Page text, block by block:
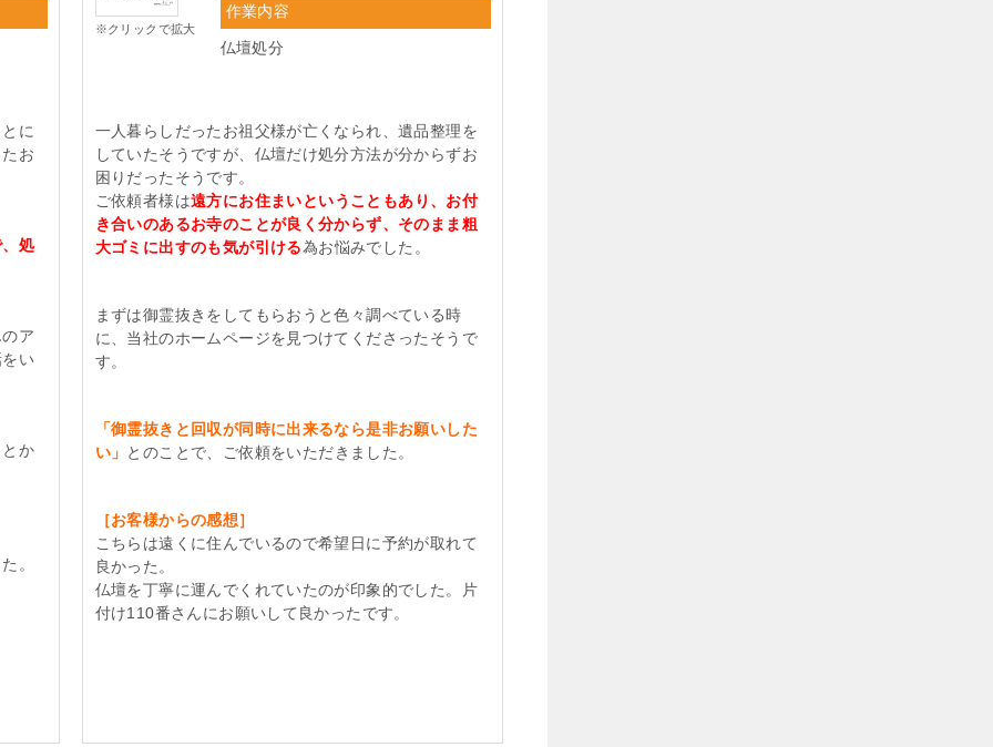
に
お
処
ア
い
か
。
※クリックで拡大
作業内容
仏壇処分
一人暮らしだったお祖父様が亡くなられ、遺品整理を
していたそうですが、仏壇だけ処分方法が分からずお
困りだったそうです。
ご依頼者様は遠方にお住まいということもあり、お付
き合いのあるお寺のことが良く分からず、そのまま粗
大ゴミに出すのも気が引ける為お悩みでした。
まずは御霊抜きをしてもらおうと色々調べている時
に、当社のホームページを見つけてくださったそうで
す。
「御霊抜きと回収が同時に出来るなら是非お願いした
い」 とのことで、ご依頼をいただきました。
［お客様からの感想］
こちらは遠くに住んでいるので希望日に予約が取れて
良かった。
仏壇を丁寧に運んでくれていたのが印象的でした。片
付け110番さんにお願いして良かったです。